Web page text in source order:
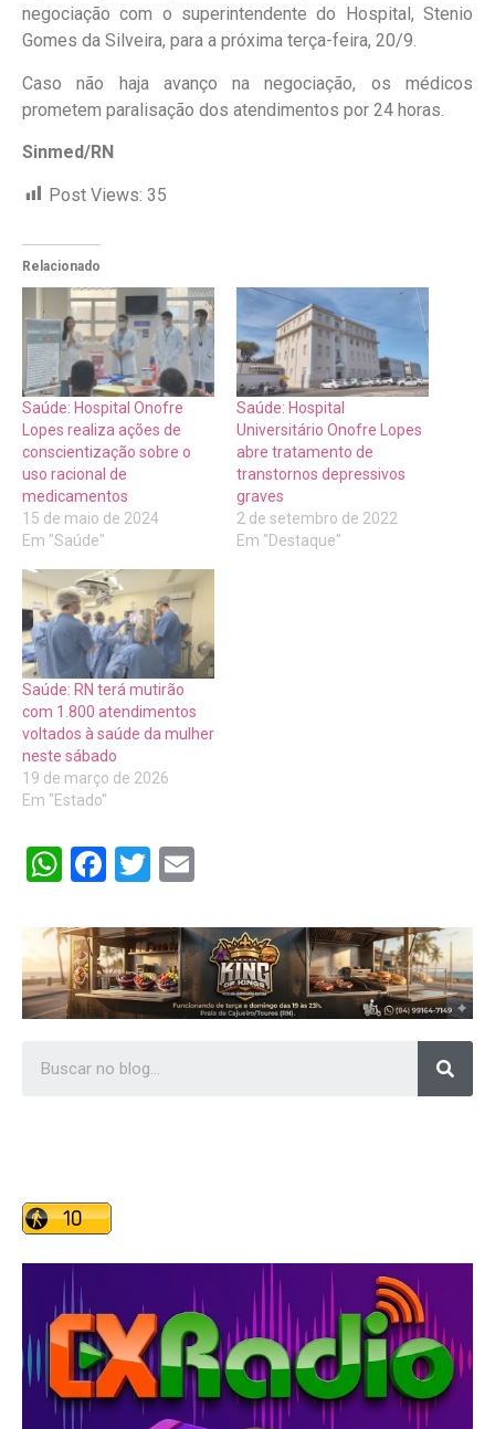
negociação com o superintendente do Hospital, Stenio
Gomes da Silveira, para a próxima terça-feira, 20/9.
Caso não haja avanço na negociação, os médicos
prometem paralisação dos atendimentos por 24 horas.
Sinmed/RN
Post Views: 35
Relacionado
Saúde: Hospital Onofre
Lopes realiza ações de
conscientização sobre o
uso racional de
medicamentos
15 de maio de 2024
Em "Saúde"
Saúde: Hospital
Universitário Onofre Lopes
abre tratamento de
transtornos depressivos
graves
2 de setembro de 2022
Em "Destaque"
Saúde: RN terá mutirão
com 1.800 atendimentos
voltados à saúde da mulher
neste sábado
19 de março de 2026
Em "Estado"
WhatsApp
Facebook
Twitter